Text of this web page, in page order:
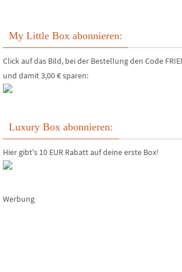
My Little Box abonnieren:
Click auf das Bild, bei der Bestellung den Code
und damit 3,00 € sparen:
Luxury Box abonnieren:
Hier gibt's 10 EUR Rabatt auf deine erste Box!
Werbung